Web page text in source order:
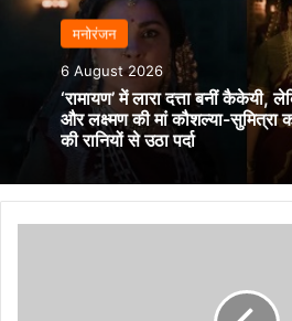
मनोरंजन
6 August 2026
‘रामायण’ में लारा दत्ता बनीं कैकेयी,
और लक्ष्मण की मां कौशल्या-सुमित्रा
की रानियों से उठा पर्दा